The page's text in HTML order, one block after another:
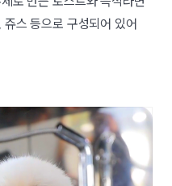
스 등으로 구성되어 있어